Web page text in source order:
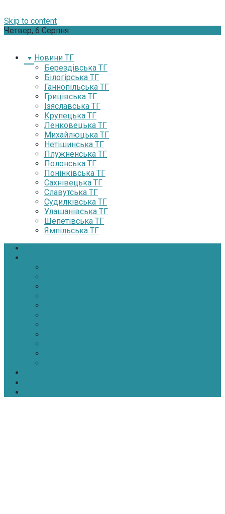
Skip to content
Четвер, 6 Серпня
Новини ТГ
Берездівська ТГ
Білогірська ТГ
Ганнопільська ТГ
Грицівська ТГ
Ізяславська ТГ
Крупецька ТГ
Ленковецька ТГ
Михайлюцька ТГ
Нетішинська ТГ
Плужненська ТГ
Полонська ТГ
Понінківська ТГ
Сахнівецька ТГ
Славутська ТГ
Судилківська ТГ
Улашанівська ТГ
Шепетівська ТГ
Ямпільська ТГ